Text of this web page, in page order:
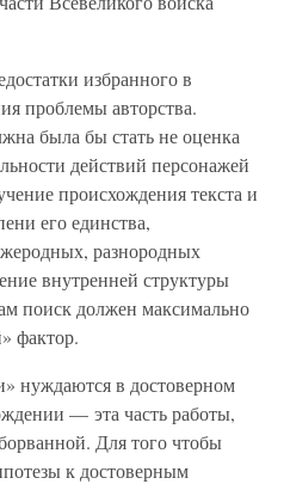
избранного в
проблемы авторства.
была бы стать не оценка
действий персонажей
происхождения текста и
его единства,
разнородных
внутренней структуры
поиск должен максимально
фактор.
нуждаются в достоверном
— эта часть работы,
Для того чтобы
к достоверным